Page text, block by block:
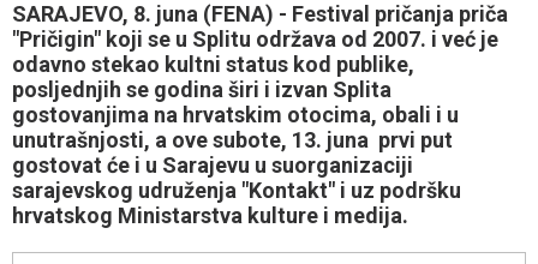
SARAJEVO, 8. juna (FENA) - Festival pričanja priča
"Pričigin" koji se u Splitu održava od 2007. i već je
odavno stekao kultni status kod publike,
posljednjih se godina širi i izvan Splita
gostovanjima na hrvatskim otocima, obali i u
unutrašnjosti, a ove subote, 13. juna prvi put
gostovat će i u Sarajevu u suorganizaciji
sarajevskog udruženja "Kontakt" i uz podršku
hrvatskog Ministarstva kulture i medija.